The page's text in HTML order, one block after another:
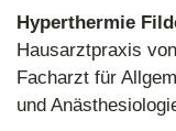
Hyperthermie
Hausarztpraxis
Facharzt für
und